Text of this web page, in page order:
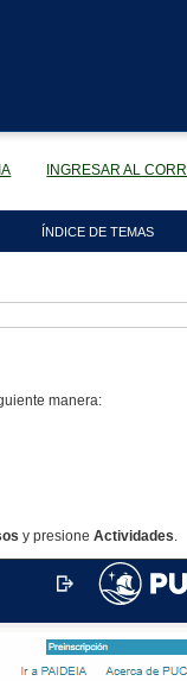
INGRESAR AL
ÍNDICE DE TEMAS
manera:
y presione Actividades.